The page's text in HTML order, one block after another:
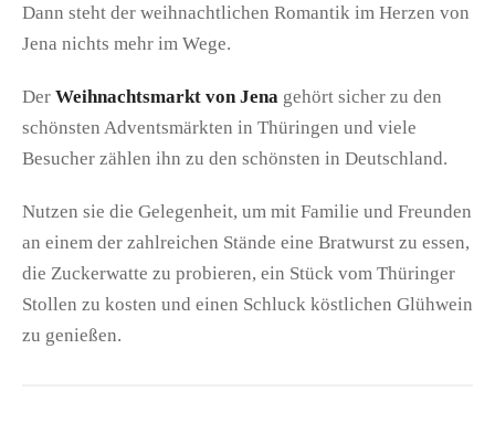
Dann steht der weihnachtlichen Romantik im Herzen von
Jena nichts mehr im Wege.
Der Weihnachtsmarkt von Jena gehört sicher zu den
schönsten Adventsmärkten in Thüringen und viele
Besucher zählen ihn zu den schönsten in Deutschland.
Nutzen sie die Gelegenheit, um mit Familie und Freunden
an einem der zahlreichen Stände eine Bratwurst zu essen,
die Zuckerwatte zu probieren, ein Stück vom Thüringer
Stollen zu kosten und einen Schluck köstlichen Glühwein
zu genießen.